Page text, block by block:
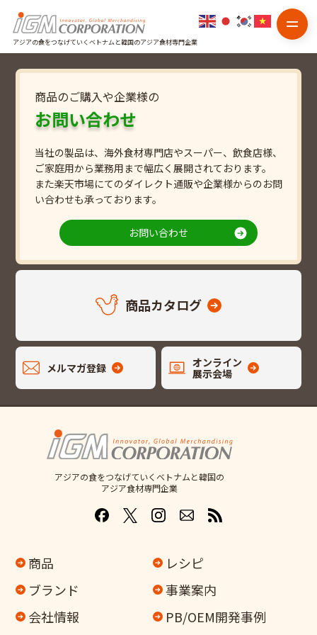
アジアの食をつなげていくベトナムと韓国のアジア食材専門企業
商品のご購入や企業様の
お問い合わせ
当社の製品は、海外食材専門店やスーパー、飲食店様、
ご家庭用から業務用まで幅広く展開されております。
また楽天市場にてのダイレクト通販や企業様からのお問
い合わせも承っております。
お問い合わせ
商品カタログ
メルマガ登録
オンライン
展示会場
アジアの食をつなげていくベトナムと韓国の
アジア食材専門企業
商品
レシピ
ブランド
事業案内
会社情報
PB/OEM開発事例